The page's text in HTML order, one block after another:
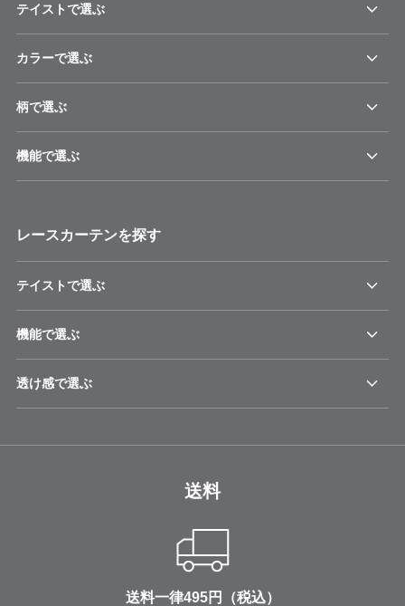
テイストで選ぶ
カラーで選ぶ
柄で選ぶ
機能で選ぶ
レースカーテンを探す
テイストで選ぶ
機能で選ぶ
透け感で選ぶ
送料
送料一律495円（税込）